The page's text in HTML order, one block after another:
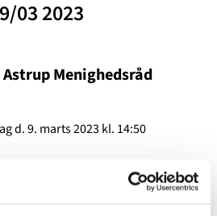
03 2023
Menighedsråd
d. 9. marts 2023 kl. 14:50